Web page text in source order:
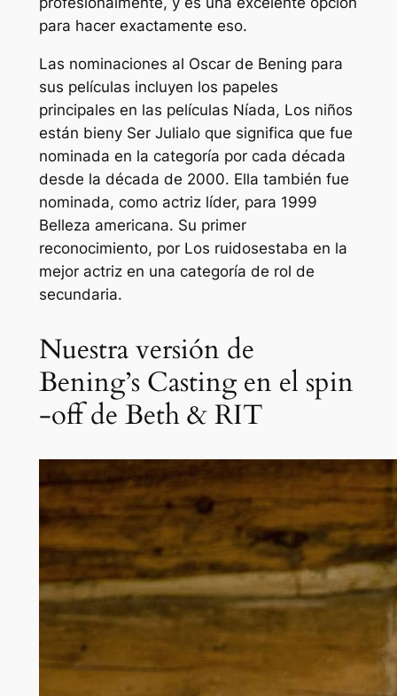
para hacer exactamente eso.
Las nominaciones al Oscar de Bening para
sus películas incluyen los papeles
principales en las películas Níada, Los niños
están bieny Ser Julialo que significa que fue
nominada en la categoría por cada década
desde la década de 2000. Ella también fue
nominada, como actriz líder, para 1999
Belleza americana. Su primer
reconocimiento, por Los ruidosestaba en la
mejor actriz en una categoría de rol de
secundaria.
Nuestra versión de
Bening’s Casting en el spin
-off de Beth & RIT